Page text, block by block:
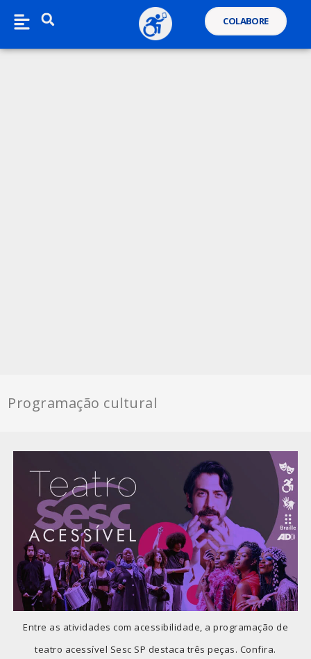
COLABORE
Programação cultural
Entre as atividades com acessibilidade, a programação de
teatro acessível Sesc SP destaca três peças. Confira.